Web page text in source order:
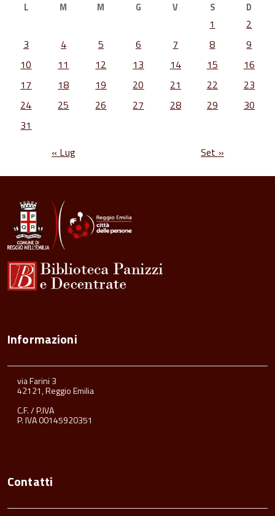
L M M G V S D
1
2
3
4 5 6 7 8
9
10
11 12 13 14 15
16
17
18 19 20 21 22
23
24
25 26 27 28 29
30
31
« Lug
Set »
Informazioni
via Farini 3
42121, Reggio Emilia
C.F. / P.IVA
P. IVA 00145920351
Contatti